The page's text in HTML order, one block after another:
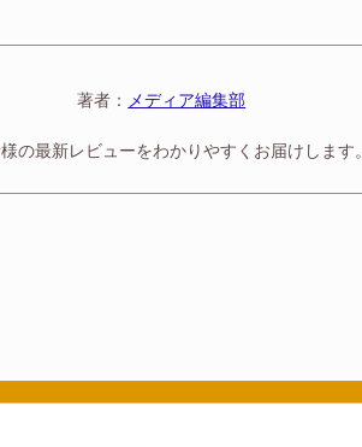
著者： メディア編集部
の最新レビューをわかりやすくお届けします。